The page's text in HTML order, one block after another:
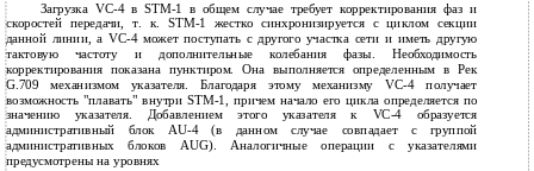
Загрузка VC-4 в STM-1 в общем случае требует корректирования фаз и
скоростей передачи, т. к. STM-1 жестко синхронизируется с циклом секции
данной линии, а VC-4 может поступать с другого участка сети и иметь другую
тактовую частоту и дополнительные колебания фазы. Необходимость
корректирования показана пунктиром. Она выполняется определенным в Рек
G.709 механизмом указателя. Благодаря этому механизму VC-4 получает
возможность "плавать" внутри STM-1, причем начало его цикла определяется по
значению указателя. Добавлением этого указателя к VC-4 образуется
административный блок AU-4 (в данном случае совпадает с группой
административных блоков AUG). Аналогичные операции с указателями
предусмотрены на уровнях